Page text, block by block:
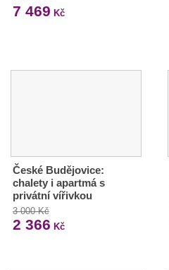
7 469 Kč
České Budějovice:
chalety i apartmá s
privátní vířivkou
3 000 Kč
2 366 Kč